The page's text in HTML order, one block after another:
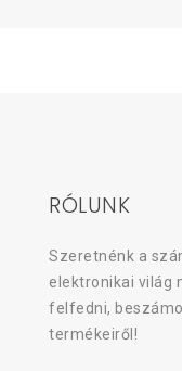
RÓLUNK
Szeretnénk a
elektronikai világ
felfedni,
termékeiről!